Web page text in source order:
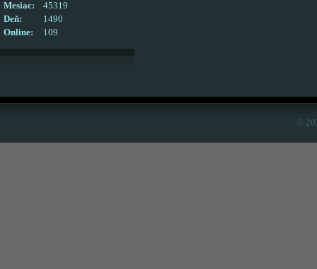
Online: 109
Mesiac:
45319
Deň:
1490
©